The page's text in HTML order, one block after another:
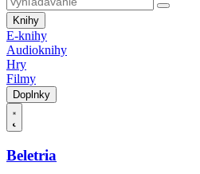
Knihy
E-knihy
Audioknihy
Hry
Filmy
Doplnky
Beletria